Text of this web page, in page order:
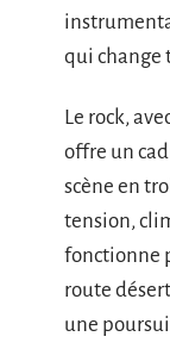
qui change
Le rock,
offre un
scène en
tension,
fonctionne
route
une